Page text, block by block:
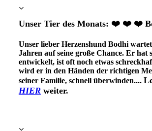
Unser Tier des Monats: ❤️ ❤️ ❤️
Unser lieber Herzenshund Bodhi
Jahren auf seine große Chance. Er hat
entwickelt, ist oft noch etwas
wird er in den Händen der richtigen
seiner Familie, schnell überwinden....
HIER weiter.